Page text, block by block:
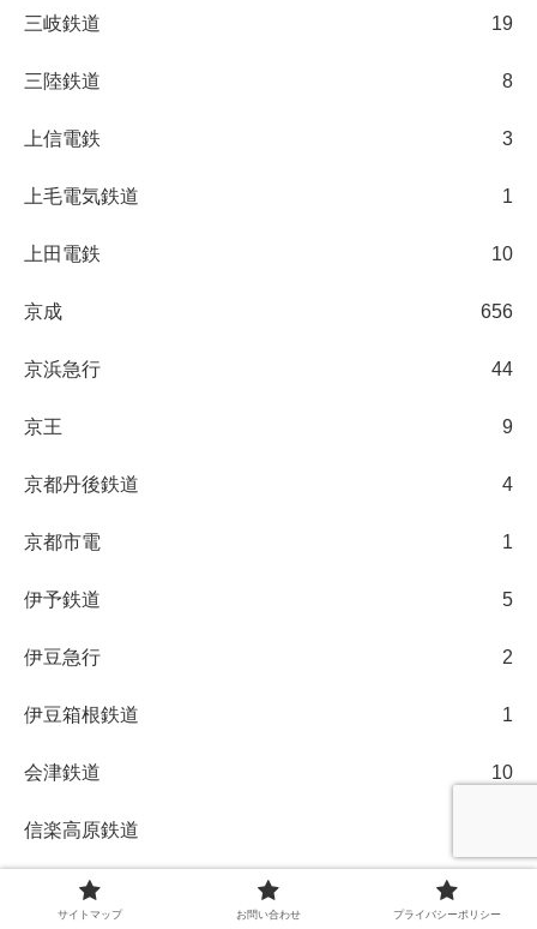
三岐鉄道 19
三陸鉄道 8
上信電鉄 3
上毛電気鉄道 1
上田電鉄 10
京成 656
京浜急行 44
京王 9
京都丹後鉄道 4
京都市電 1
伊予鉄道 5
伊豆急行 2
伊豆箱根鉄道 1
会津鉄道 10
信楽高原鉄道
函館市電
サイトマップ お問い合わせ プライバシーポリシー